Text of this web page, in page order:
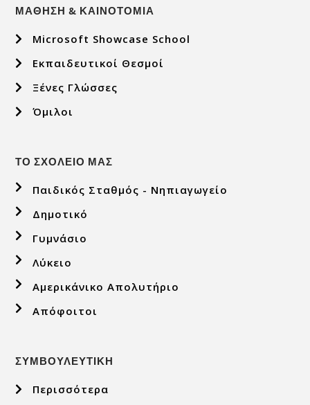
ΜΑΘΗΣΗ & ΚΑΙΝΟΤΟΜΙΑ
Microsoft Showcase School
Εκπαιδευτικοί Θεσμοί
Ξένες Γλώσσες
Όμιλοι
ΤΟ ΣΧΟΛΕΙΟ ΜΑΣ
Παιδικός Σταθμός - Νηπιαγωγείο
Δημοτικό
Γυμνάσιο
Λύκειο
Αμερικάνικο Απολυτήριο
Απόφοιτοι
ΣΥΜΒΟΥΛΕΥΤΙΚΗ
Περισσότερα